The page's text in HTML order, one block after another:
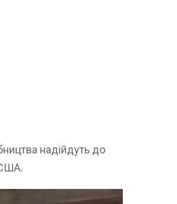
надійдуть до